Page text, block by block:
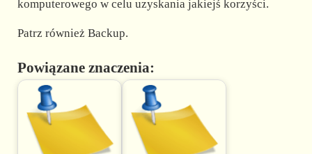
komputerowego w celu uzyskania jakiejś korzyści.
Patrz również Backup.
Powiązane znaczenia: